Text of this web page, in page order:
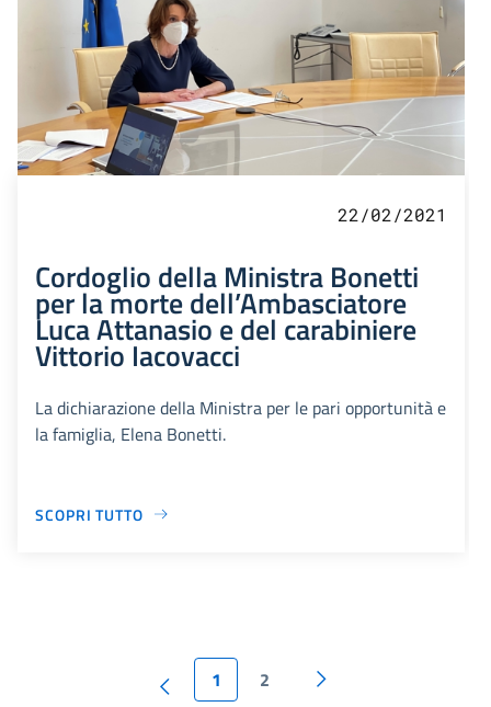
22/02/2021
Cordoglio della Ministra Bonetti
per la morte dell’Ambasciatore
Luca Attanasio e del carabiniere
Vittorio Iacovacci
La dichiarazione della Ministra per le pari opportunità e
la famiglia, Elena Bonetti.
SCOPRI TUTTO
1 2